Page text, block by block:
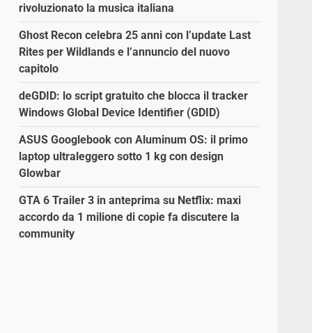
rivoluzionato la musica italiana
Ghost Recon celebra 25 anni con l’update Last
Rites per Wildlands e l’annuncio del nuovo
capitolo
deGDID: lo script gratuito che blocca il tracker
Windows Global Device Identifier (GDID)
ASUS Googlebook con Aluminum OS: il primo
laptop ultraleggero sotto 1 kg con design
Glowbar
GTA 6 Trailer 3 in anteprima su Netflix: maxi
accordo da 1 milione di copie fa discutere la
community